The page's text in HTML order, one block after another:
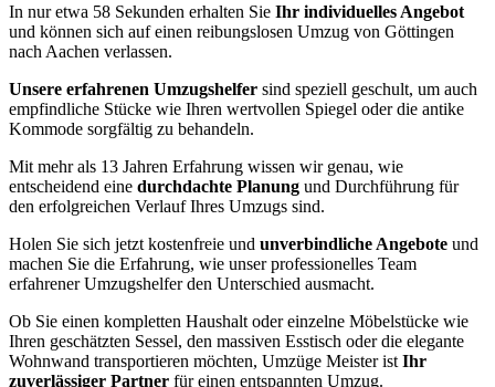
In nur etwa 58 Sekunden erhalten Sie Ihr individuelles Angebot
und können sich auf einen reibungslosen Umzug von Göttingen
nach Aachen verlassen.
Unsere erfahrenen Umzugshelfer sind speziell geschult, um auch
empfindliche Stücke wie Ihren wertvollen Spiegel oder die antike
Kommode sorgfältig zu behandeln.
Mit mehr als 13 Jahren Erfahrung wissen wir genau, wie
entscheidend eine durchdachte Planung und Durchführung für
den erfolgreichen Verlauf Ihres Umzugs sind.
Holen Sie sich jetzt kostenfreie und unverbindliche Angebote und
machen Sie die Erfahrung, wie unser professionelles Team
erfahrener Umzugshelfer den Unterschied ausmacht.
Ob Sie einen kompletten Haushalt oder einzelne Möbelstücke wie
Ihren geschätzten Sessel, den massiven Esstisch oder die elegante
Wohnwand transportieren möchten, Umzüge Meister ist Ihr
zuverlässiger Partner für einen entspannten Umzug.